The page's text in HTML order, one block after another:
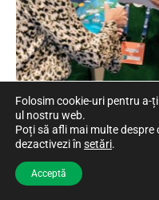
Folosim cookie-uri pentru a-
ul nostru web.
Poți să afli mai multe despre
dezactivezi în setări.
Acceptă